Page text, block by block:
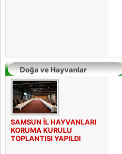
Doğa ve Hayvanlar
SAMSUN İL HAYVANLARI
KORUMA KURULU
TOPLANTISI YAPILDI